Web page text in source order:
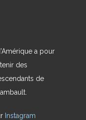
a pour
des
de
Instagram